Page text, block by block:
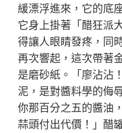
緩漂浮進來，它的底
它身上掛著「醋狂派
得讓人眼睛發疼，同
再次響起，這次帶著
是磨砂紙。「廖沾沾
泥，是對醬料學的侮
你那百分之五的醬油
蒜頭付出代價！」醋